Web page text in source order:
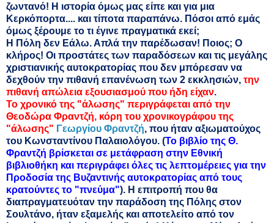
ζωντανό! Η ιστορία όμως μας είπε και για μια
Κερκόπορτα.... και τίποτα παραπάνω. Πόσοι από εμάς
όμως ξέρουμε το τι έγινε πραγματικά εκεί;
Η Πόλη δεν Εάλω. Απλά την παρέδωσαν! Ποιος; Ο
κλήρος! Οι προστάτες των παραδόσεων και τις μεγάλης
χριστιανικής αυτοκρατορίας που δεν μπόρεσαν να
δεχθούν την πιθανή επανένωση των 2 εκκλησιών, την
πιθανή απώλεια εξουσιασμού που ήδη είχαν.
Το χρονικό της "άλωσης" περιγράφεται από την
Θεοδώρα Φραντζή, κόρη του χρονικογράφου της
"άλωσης" Γεωργίου Φραντζή, που ήταν αξιωματούχος
του Κωνσταντίνου Παλαιολόγου. (Το βιβλίο της Θ.
Φραντζή βρίσκεται σε μετάφραση στην Εθνική
βιβλιοθήκη και περιγράφει όλες τις λεπτομέρειες για την
Προδοσία της Βυζαντινής αυτοκρατορίας από τους
κρατούντες το "πνεύμα"). Η επιτροπή που θα
διαπραγματευόταν την παράδοση της Πόλης στον
Σουλτάνο, ήταν εξαμελής και αποτελείτο από τον